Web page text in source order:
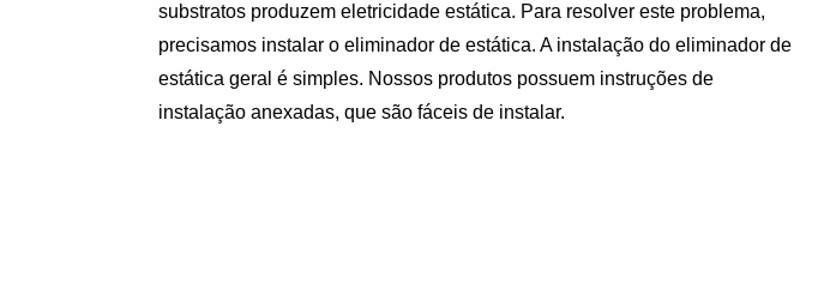
substratos produzem eletricidade estática. Para resolver este problema,
precisamos instalar o eliminador de estática. A instalação do eliminador de
estática geral é simples. Nossos produtos possuem instruções de
instalação anexadas, que são fáceis de instalar.